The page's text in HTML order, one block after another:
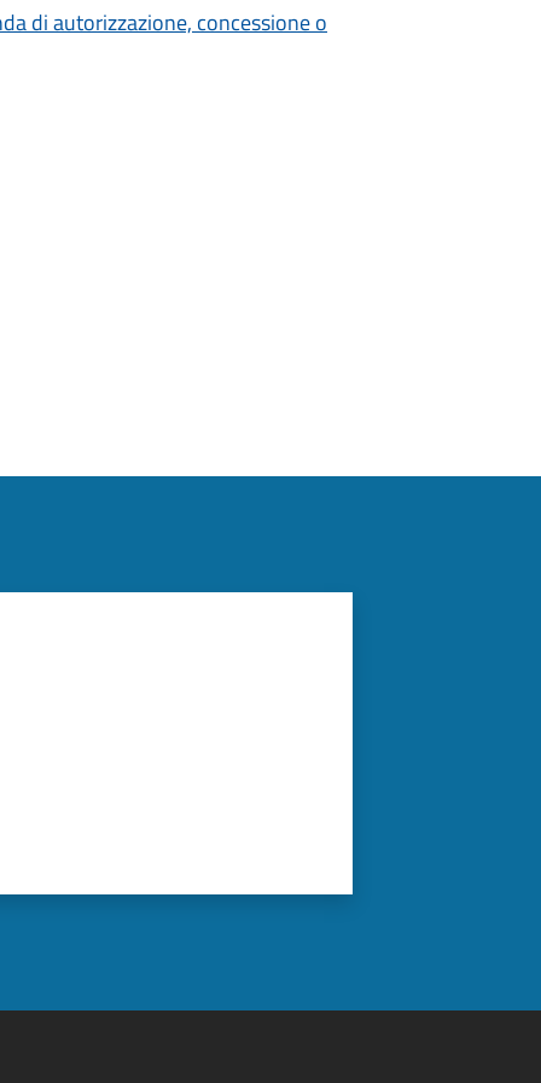
di autorizzazione, concessione o